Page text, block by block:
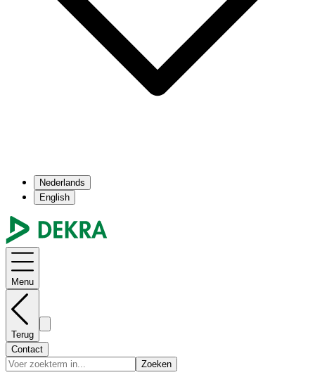
Nederlands
English
Menu
Terug
Contact
Zoeken